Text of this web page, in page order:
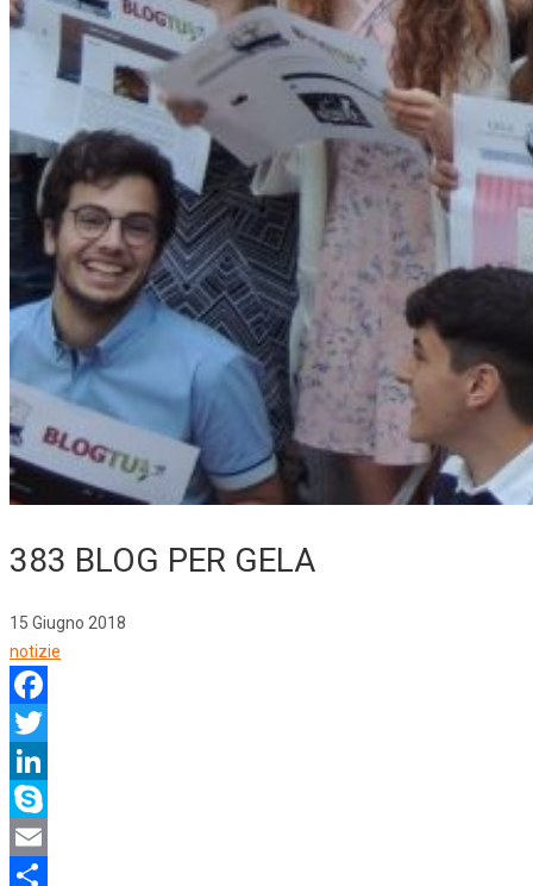
383 BLOG PER GELA
15 Giugno 2018
notizie
Facebook
Twitter
LinkedIn
Skype
Email